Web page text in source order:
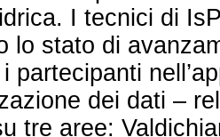
I tecnici di
lo stato di
partecipanti
dei dati –
tre aree: